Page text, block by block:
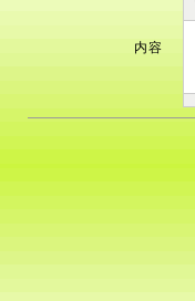
内容